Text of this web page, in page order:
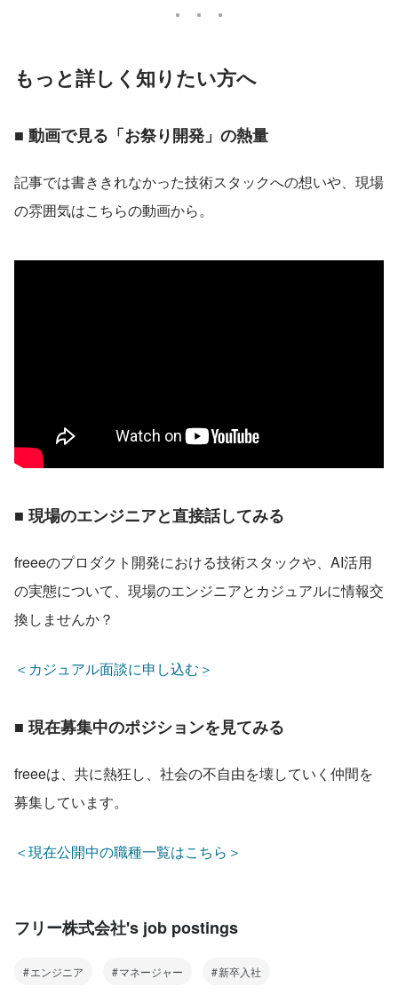
もっと詳しく知りたい方へ
■ 動画で見る「お祭り開発」の熱量
記事では書ききれなかった技術スタックへの想いや、現場
の雰囲気はこちらの動画から。
■ 現場のエンジニアと直接話してみる
freeeのプロダクト開発における技術スタックや、AI活用
の実態について、現場のエンジニアとカジュアルに情報交
換しませんか？
＜カジュアル面談に申し込む＞
■ 現在募集中のポジションを見てみる
freeeは、共に熱狂し、社会の不自由を壊していく仲間を
募集しています。
＜現在公開中の職種一覧はこちら＞
フリー株式会社's job postings
エンジニア マネージャー 新卒入社